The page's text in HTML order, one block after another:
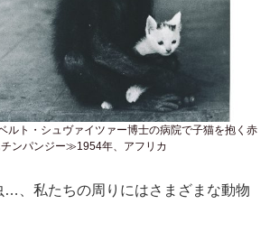
ルト・シュヴァイツァー博士の病院で子猫を抱く赤
ンパンジー≫1954年、アフリカ
…、私たちの周りにはさまざまな動物